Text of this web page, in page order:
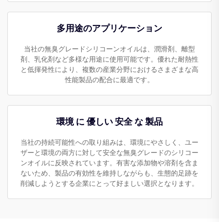
多用途のアプリケーション
当社の無臭グレードシリコーンオイルは、潤滑剤、離型
剤、乳化剤など多様な用途に使用可能です。優れた耐熱性
と低揮発性により、複数の産業分野におけるさまざまな高
性能製品の配合に最適です。
環境 に 優しい 安全 な 製品
当社の持続可能性への取り組みは、環境にやさしく、ユー
ザーと環境の両方に対して安全な無臭グレードのシリコー
ンオイルに反映されています。有害な添加物や溶剤を含ま
ないため、製品の有効性を維持しながらも、生態的足跡を
削減しようとする企業にとって好ましい選択となります。